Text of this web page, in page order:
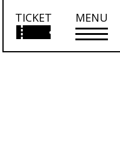
TICKET MENU